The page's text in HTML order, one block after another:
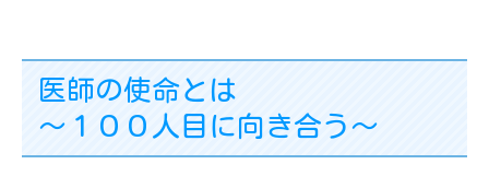
医師の使命とは
～１００人目に向き合う～